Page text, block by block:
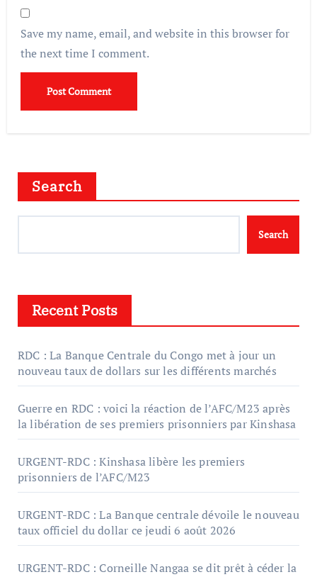
Save my name, email, and website in this browser for
the next time I comment.
Search
Search
Recent Posts
RDC : La Banque Centrale du Congo met à jour un
nouveau taux de dollars sur les différents marchés
Guerre en RDC : voici la réaction de l’AFC/M23 après
la libération de ses premiers prisonniers par Kinshasa
URGENT-RDC : Kinshasa libère les premiers
prisonniers de l’AFC/M23
URGENT-RDC : La Banque centrale dévoile le nouveau
taux officiel du dollar ce jeudi 6 août 2026
URGENT-RDC : Corneille Nangaa se dit prêt à céder la